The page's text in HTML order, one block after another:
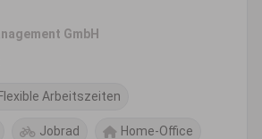
GmbH
Flexible Arbeitszeiten
Jobrad Home-Office